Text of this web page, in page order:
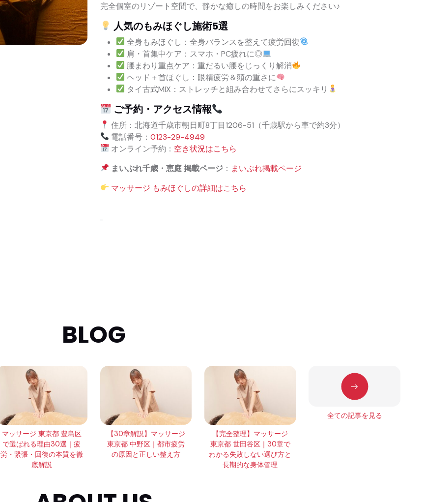
完全個室のリゾート空間で、静かな癒しの時間をお楽しみください♪
人気のもみほぐし施術5選
全身もみほぐし：全身バランスを整えて疲労回復
肩・首集中ケア：スマホ・PC疲れに◎
腰まわり重点ケア：重だるい腰をじっくり解消
ヘッド＋首ほぐし：眼精疲労＆頭の重さに
タイ古式MIX：ストレッチと組み合わせてさらにスッキリ
ご予約・アクセス情報
住所：北海道千歳市朝日町8丁目1206-51（千歳駅から車で約3分）
電話番号：0123-29-4949
オンライン予約： 空き状況はこちら
まいぷれ千歳・恵庭 掲載ページ ： まいぷれ掲載ページ
マッサージ もみほぐしの詳細はこちら
BLOG
マッサージ 東京都 豊島区
で選ばれる理由30選｜疲
労・緊張・回復の本質を徹
底解説
【30章解説】マッサージ
東京都 中野区｜都市疲労
の原因と正しい整え方
【完全整理】マッサージ
東京都 世田谷区｜30章で
わかる失敗しない選び方と
長期的な身体管理
全ての記事を見る